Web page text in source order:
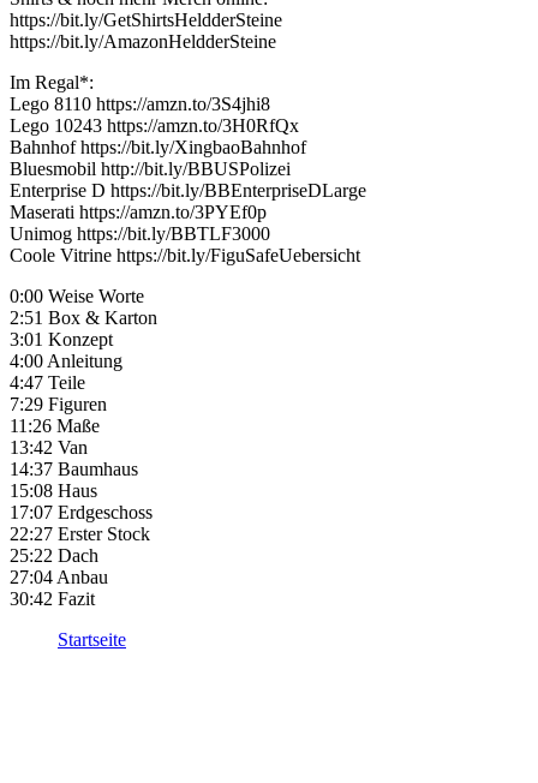
https://bit.ly/GetShirtsHeldderSteine
https://bit.ly/AmazonHeldderSteine
Im Regal*:
Lego 8110 https://amzn.to/3S4jhi8
Lego 10243 https://amzn.to/3H0RfQx
Bahnhof https://bit.ly/XingbaoBahnhof
Bluesmobil http://bit.ly/BBUSPolizei
Enterprise D https://bit.ly/BBEnterpriseDLarge
Maserati https://amzn.to/3PYEf0p
Unimog https://bit.ly/BBTLF3000
Coole Vitrine https://bit.ly/FiguSafeUebersicht
0:00 Weise Worte
2:51 Box & Karton
3:01 Konzept
4:00 Anleitung
4:47 Teile
7:29 Figuren
11:26 Maße
13:42 Van
14:37 Baumhaus
15:08 Haus
17:07 Erdgeschoss
22:27 Erster Stock
25:22 Dach
27:04 Anbau
30:42 Fazit
Startseite